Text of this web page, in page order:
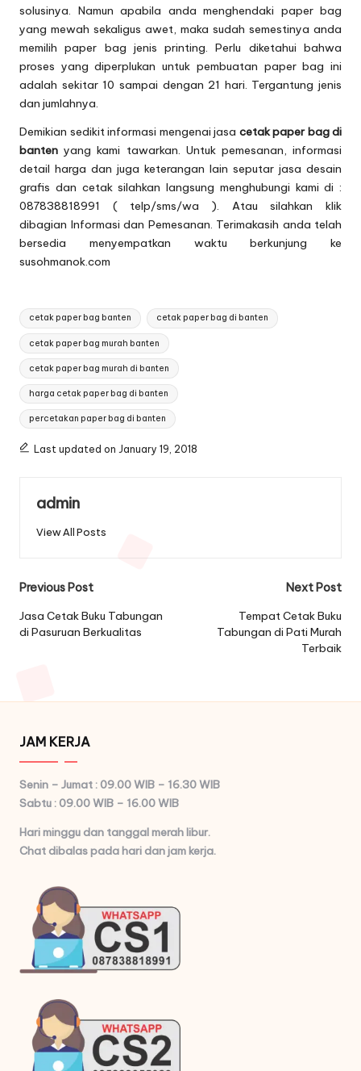
solusinya. Namun apabila anda menghendaki paper bag
yang mewah sekaligus awet, maka sudah semestinya anda
memilih paper bag jenis printing. Perlu diketahui bahwa
proses yang diperplukan untuk pembuatan paper bag ini
adalah sekitar 10 sampai dengan 21 hari. Tergantung jenis
dan jumlahnya.
Demikian sedikit informasi mengenai jasa cetak paper bag di
bantenyang kami tawarkan. Untuk pemesanan, informasi
detail harga dan juga keterangan lain seputar jasa desain
grafis dan cetak silahkan langsung menghubungi kami di :
087838818991 ( telp/sms/wa ). Atau silahkan klik
dibagian Informasi dan Pemesanan . Terimakasih anda telah
bersedia menyempatkan waktu berkunjung ke
susohmanok.com
Tags:
cetak paper bag banten cetak paper bag di banten
cetak paper bag murah banten
cetak paper bag murah di banten
harga cetak paper bag di banten
percetakan paper bag di banten
Last updated on January 19, 2018
admin
View All Posts
Post
navigation
Previous Post
Jasa Cetak Buku Tabungan
di Pasuruan Berkualitas
Next Post
Tempat Cetak Buku
Tabungan di Pati Murah
Terbaik
JAM KERJA
Senin – Jumat : 09.00 WIB – 16.30 WIB
Sabtu : 09.00 WIB – 16.00 WIB
Hari minggu dan tanggal merah libur.
Chat dibalas pada hari dan jam kerja.